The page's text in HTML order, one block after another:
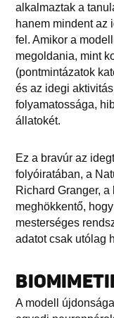
alkalmaztak a
hanem mindent az
fel. Amikor a
megoldania, mint
(pontmintázatok
és az idegi
folyamatossága,
állatokét.
Ez a bravúr az
folyóiratában, a
Richard Granger,
meghökkentő,
mesterséges
adatot csak utólag
A modell